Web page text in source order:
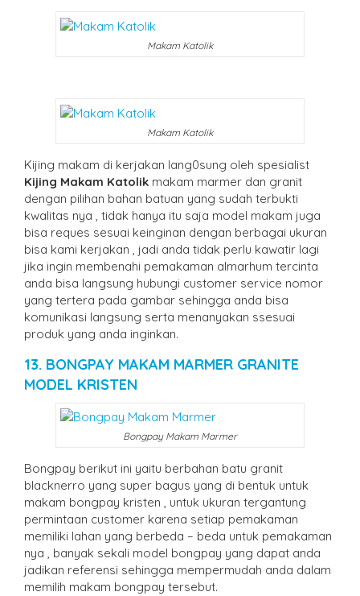
Makam Katolik
Makam Katolik
Kijing makam di kerjakan lang0sung oleh spesialist
Kijing Makam Katolik makam marmer dan granit
dengan pilihan bahan batuan yang sudah terbukti
kwalitas nya , tidak hanya itu saja model makam juga
bisa reques sesuai keinginan dengan berbagai ukuran
bisa kami kerjakan , jadi anda tidak perlu kawatir lagi
jika ingin membenahi pemakaman almarhum tercinta
anda bisa langsung hubungi customer service nomor
yang tertera pada gambar sehingga anda bisa
komunikasi langsung serta menanyakan ssesuai
produk yang anda inginkan.
13. BONGPAY MAKAM MARMER GRANITE
MODEL KRISTEN
Bongpay Makam Marmer
Bongpay berikut ini yaitu berbahan batu granit
blacknerro yang super bagus yang di bentuk untuk
makam bongpay kristen , untuk ukuran tergantung
permintaan customer karena setiap pemakaman
memiliki lahan yang berbeda – beda untuk pemakaman
nya , banyak sekali model bongpay yang dapat anda
jadikan referensi sehingga mempermudah anda dalam
memilih makam bongpay tersebut.